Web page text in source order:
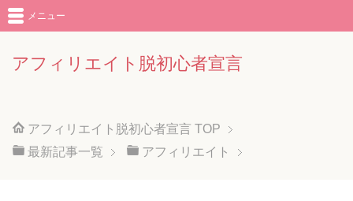
アフィリエイト脱初心者宣言
メニュー
アフィリエイト脱初心者宣言 TOP
最新記事一覧
アフィリエイト